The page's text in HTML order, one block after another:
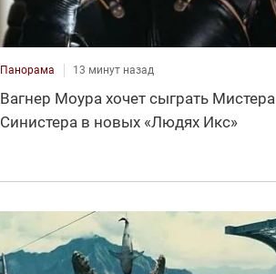
Панорама 13 минут назад
Вагнер Моура хочет сыграть Мистера
Синистера в новых «Людях Икс»